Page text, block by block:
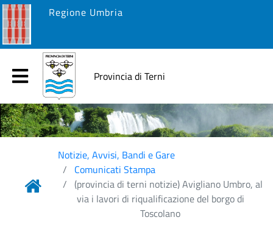
Regione Umbria
Provincia di Terni
Notizie, Avvisi, Bandi e Gare
Comunicati Stampa
(provincia di terni notizie) Avigliano Umbro, al
via i lavori di riqualificazione del borgo di
Toscolano